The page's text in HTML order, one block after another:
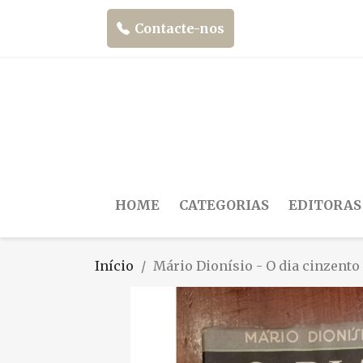
Contacte-nos
HOME CATEGORIAS EDITORAS
Início Mário Dionísio - O dia cinzento